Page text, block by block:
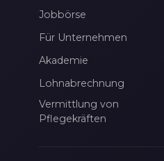
Jobbörse
Für Unternehmen
Akademie
Lohnabrechnung
Vermittlung von
Pflegekräften